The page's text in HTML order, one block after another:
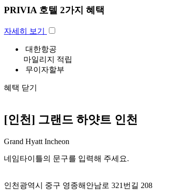
PRIVIA 호텔 2가지 혜택
자세히 보기
대한항공
마일리지 적립
무이자할부
혜택 닫기
[인천] 그랜드 하얏트 인천
Grand Hyatt Incheon
네임타이틀의 문구를 입력해 주세요.
인천광역시 중구 영종해안남로 321번길 208